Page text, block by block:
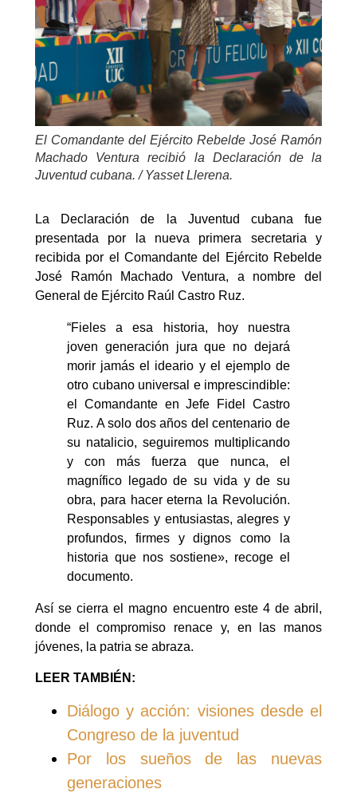
El Comandante del Ejército Rebelde José Ramón
Machado Ventura recibió la Declaración de la
Juventud cubana. / Yasset Llerena.
La Declaración de la Juventud cubana fue
presentada por la nueva primera secretaria y
recibida por el Comandante del Ejército Rebelde
José Ramón Machado Ventura, a nombre del
General de Ejército Raúl Castro Ruz.
“Fieles a esa historia, hoy nuestra
joven generación jura que no dejará
morir jamás el ideario y el ejemplo de
otro cubano universal e imprescindible:
el Comandante en Jefe Fidel Castro
Ruz. A solo dos años del centenario de
su natalicio, seguiremos multiplicando
y con más fuerza que nunca, el
magnífico legado de su vida y de su
obra, para hacer eterna la Revolución.
Responsables y entusiastas, alegres y
profundos, firmes y dignos como la
historia que nos sostiene», recoge el
documento.
Así se cierra el magno encuentro este 4 de abril,
donde el compromiso renace y, en las manos
jóvenes, la patria se abraza.
LEER TAMBIÉN:
Diálogo y acción: visiones desde el
Congreso de la juventud
Por los sueños de las nuevas
generaciones